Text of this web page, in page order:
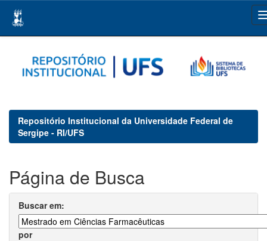
navigation
Repositório Institucional da Universidade Federal de
Sergipe - RI/UFS
Página de Busca
Buscar em:
por